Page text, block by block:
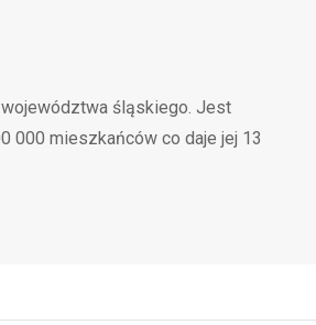
województwa śląskiego. Jest
000 mieszkańców co daje jej 13